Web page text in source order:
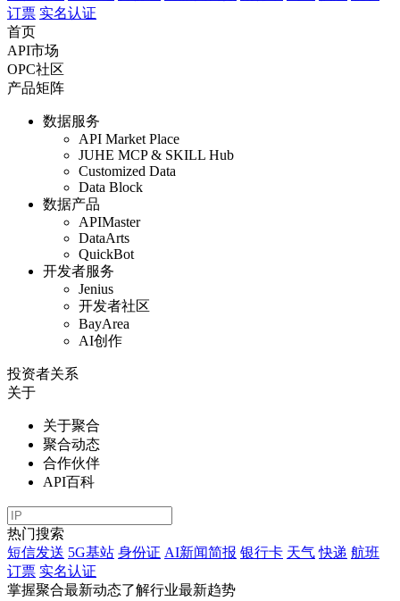
订票 实名认证
首页
API市场
OPC社区
产品矩阵
数据服务
API Market Place
JUHE MCP & SKILL Hub
Customized Data
Data Block
数据产品
APIMaster
DataArts
QuickBot
开发者服务
Jenius
开发者社区
BayArea
AI创作
投资者关系
关于
关于聚合
聚合动态
合作伙伴
API百科
热门搜索
短信发送 5G基站 身份证 AI新闻简报 银行卡 天气 快递 航班
订票 实名认证
掌握聚合最新动态了解行业最新趋势